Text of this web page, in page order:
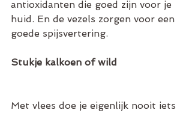
antioxidanten die goed zijn voor je
huid. En de vezels zorgen voor een
goede spijsvertering.
Stukje kalkoen of wild
Met vlees doe je eigenlijk nooit iets